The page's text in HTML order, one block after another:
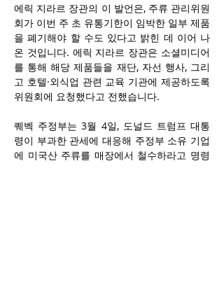
에릭 지라르 장관의 이 발언은, 주류 관리위원
회가 이번 주 초 유통기한이 임박한 일부 제품
을 폐기해야 할 수도 있다고 밝힌 데 이어 나
온 것입니다. 에릭 지라르 장관은 소셜미디어
를 통해 해당 제품들을 재단, 자선 행사, 그리
고 호텔·외식업 관련 교육 기관에 제공하도록
위원회에 요청했다고 전했습니다.
퀘벡 주정부는 3월 4일, 도널드 트럼프 대통
령이 부과한 관세에 대응해 주정부 소유 기업
에 미국산 주류를 매장에서 철수하라고 명령